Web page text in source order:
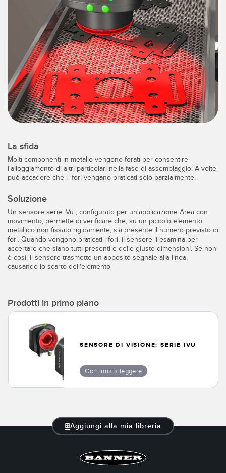
SENSORI
Sensori fotoelettrici
Laser per misurazione di distanza
Barriere di misura
3D Time-of-Flight
Sensori radar
Amplificatori a fibra ottica
Fibra ottica
Sensori di luminescenza, colori e tacche di registro
Sensori Pick-to-Light
Sensori di temperatura
Sensori multiraggio e sensori a raggio ampio
Sensori di monitoraggio delle condizioni wireless
Sensori di vibrazioni
ACCESSORI
ACCESSORI
IIOT E LA FABBRICA
INTELLIGENTE
Protocolli di comunicazione industriali
Manutenzione predittiva
Manutenzione predittiva
Monitoraggio delle condizioni: manutenzione predittiva e
preventiva
Monitoraggio remoto
Overall Equipment Effectiveness (OEE)
Richiesta di componenti, servizi o prelievo di pallet
Rilevamento del bordo iniziale
Monitoraggio del livello di un serbatoio
LINK CORRELATI
IO-Link
La sfida
Molti componenti in metallo vengono forati per consentire
l'alloggiamento di altri particolari nella fase di assemblaggio. A volte
può accadere che i fori vengano praticati solo parzialmente.
Soluzione
Un sensore serie iVu , configurato per un'applicazione Area con
movimento, permette di verificare che, su un piccolo elemento
metallico non fissato rigidamente, sia presente il numero previsto di
fori. Quando vengono praticati i fori, il sensore li esamina per
accertare che siano tutti presenti e delle giuste dimensioni. Se non
è così, il sensore trasmette un apposito segnale alla linea,
causando lo scarto dell'elemento.
Prodotti in primo piano
SENSORE DI VISIONE: SERIE IVU
Continua a leggere
Aggiungi alla mia libreria